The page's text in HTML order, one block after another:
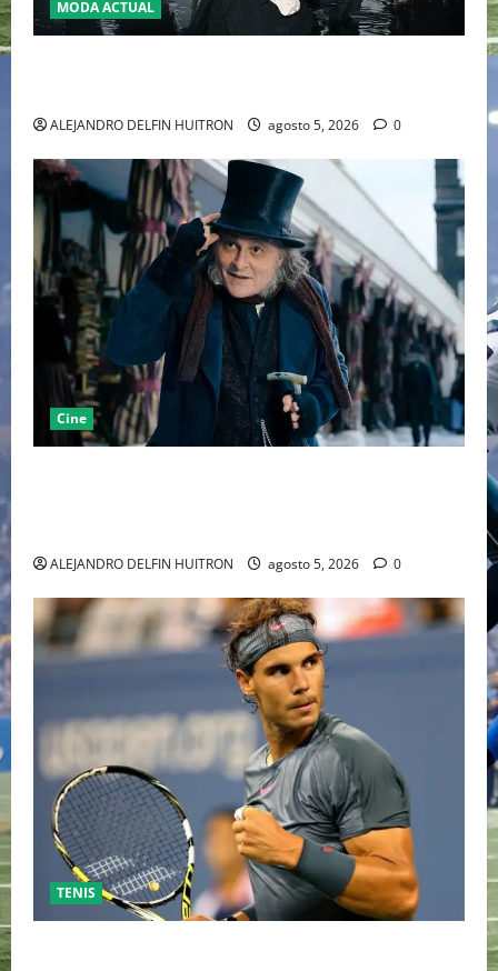
MODA ACTUAL
ALEJANDRO DELFIN HUITRON agosto 5, 2026 0
Cine
ALEJANDRO DELFIN HUITRON agosto 5, 2026 0
TENIS